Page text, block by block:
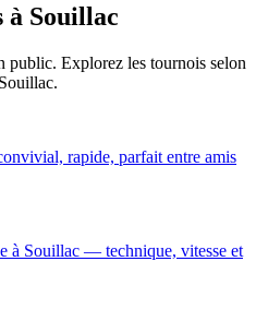
à Souillac
public. Explorez les tournois selon
.
rapide, parfait entre amis
à Souillac — technique, vitesse et